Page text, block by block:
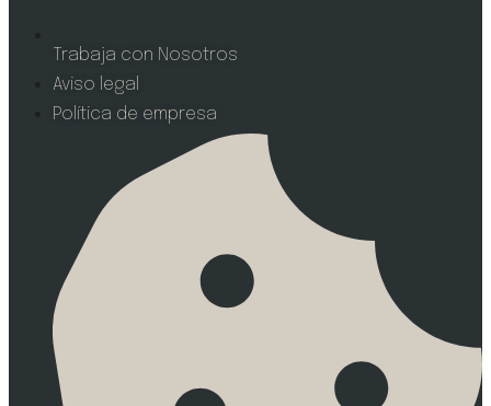
Trabaja con Nosotros
Aviso legal
Política de empresa